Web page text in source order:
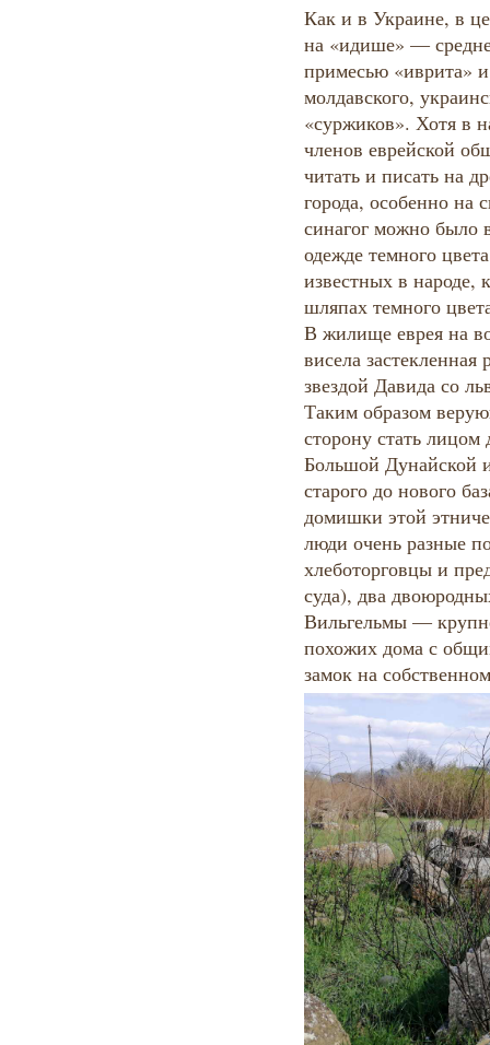
Как и в Украине, в
на «идише» —
примесью «иврита»
молдавского,
«суржиков». Хотя в
членов еврейской
читать и писать на
города, особенно на
синагог можно было
одежде темного
известных в народе,
шляпах темного
В жилище еврея на
висела
звездой Давида со
Таким образом
сторону стать
Большой Дунайской
старого до нового
домишки этой
люди очень разные
хлеботорговцы и
суда), два
Вильгельмы —
похожих дома с
замок на